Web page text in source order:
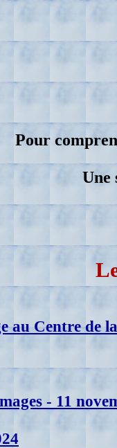
Pour
Une
au Centre de
- 11